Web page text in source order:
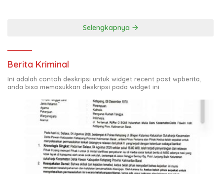
Selengkapnya
Berita Kriminal
Ini adalah contoh deskripsi untuk widget recent post wpberita,
anda bisa memasukkan deskripsi pada widget ini.